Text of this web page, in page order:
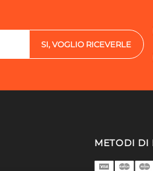
SI, VOGLIO RICEVERLE
METODI DI